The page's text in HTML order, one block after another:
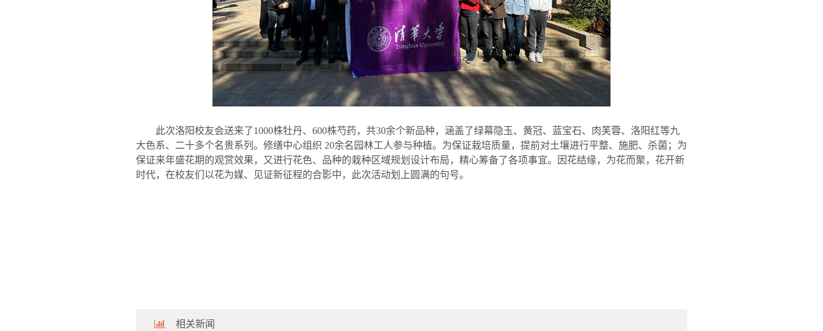
此次洛阳校友会送来了1000株牡丹、 600株芍药，共30余个新品种，涵盖了绿幕隐玉、黄冠、蓝宝石、肉芙蓉、洛阳红等九
大色系、二十多个名贵系列。修缮中心组织 20余名园林工人参与种植。为保证栽培质量，提前对土壤进行平整、施肥、杀菌；为
保证来年盛花期的观赏效果，又进行花色、品种的栽种区域规划设计布局，精心筹备了各项事宜。因花结缘，为花而聚，花开新
时代，在校友们以花为媒、见证新征程的合影中，此次活动划上圆满的句号。
相关新闻